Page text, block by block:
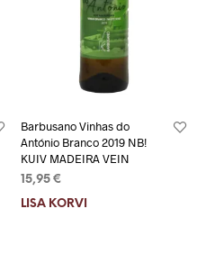
Barbusano Vinhas do
António Branco 2019 NB!
KUIV MADEIRA VEIN
15,95 €
LISA KORVI